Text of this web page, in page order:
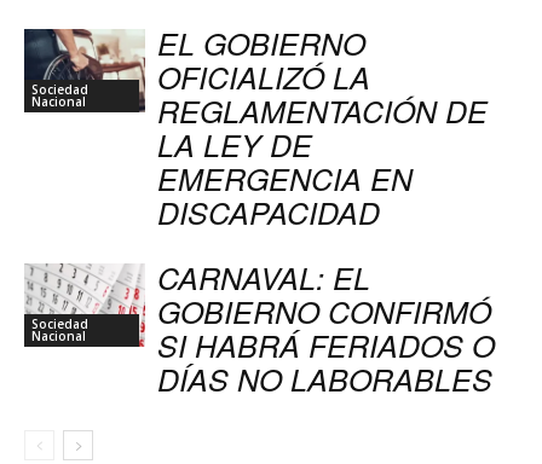
Sociedad
Nacional
EL GOBIERNO
OFICIALIZÓ LA
REGLAMENTACIÓN DE
LA LEY DE
EMERGENCIA EN
DISCAPACIDAD
Sociedad
Nacional
CARNAVAL: EL
GOBIERNO CONFIRMÓ
SI HABRÁ FERIADOS O
DÍAS NO LABORABLES